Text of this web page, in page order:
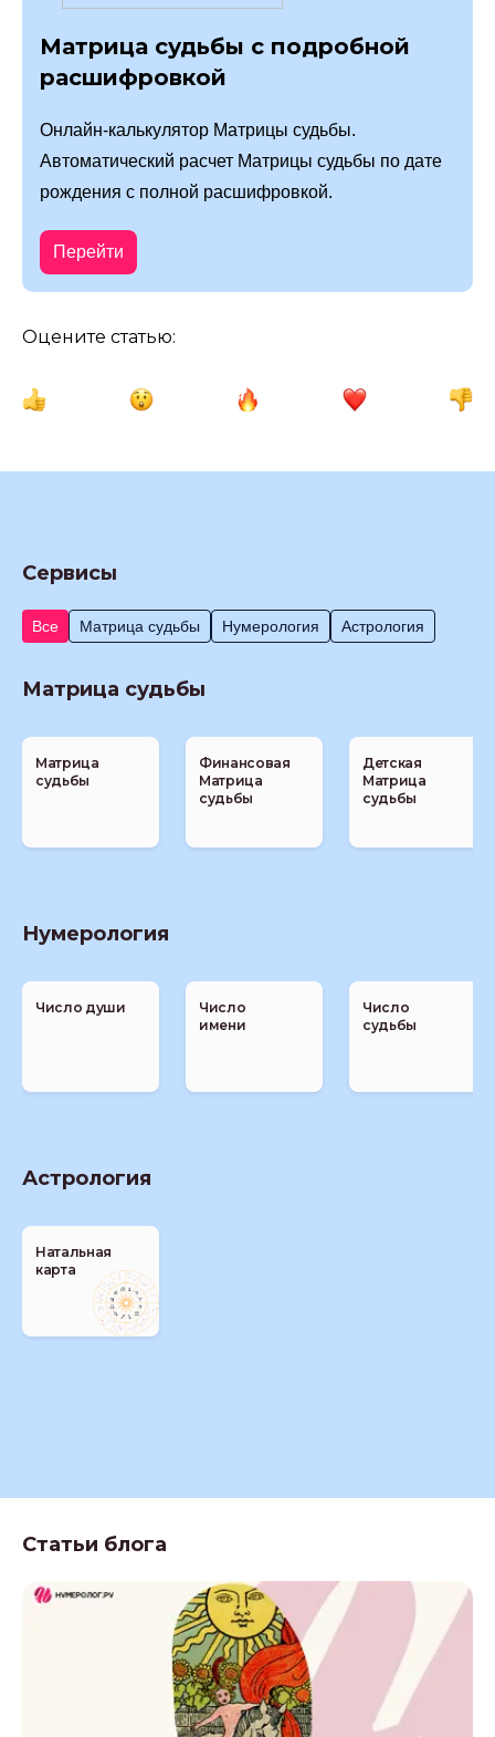
Матрица судьбы с подробной
расшифровкой
Онлайн-калькулятор Матрицы судьбы.
Автоматический расчет Матрицы судьбы по дате
рождения с полной расшифровкой.
Перейти
Оцените статью:
Сервисы
Все Матрица судьбы Нумерология Астрология
Матрица судьбы
Матрица
судьбы
Финансовая
Матрица
судьбы
Детская
Матрица
судьбы
Нумерология
Число души
Число
имени
Число
судьбы
Астрология
Натальная
карта
Статьи блога